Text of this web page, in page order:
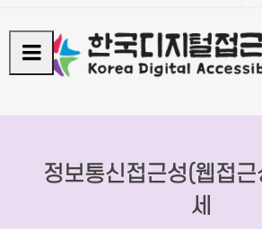
정보통신접근성(웹접
세